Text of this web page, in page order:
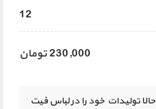
12
230,000 تومان
تولیدات خود را در لباس فیت